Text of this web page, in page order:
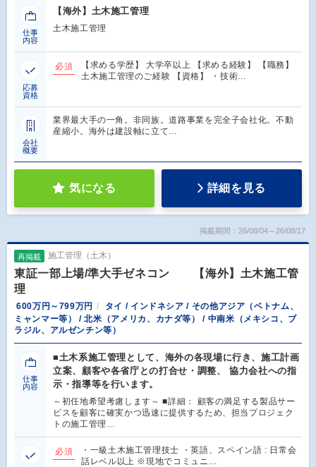
仕事
内容
【海外】土木施工管理
土木施工管理
応募
資格
必須
【求める学歴】 大学卒以上 【求める経験】 【職務】
土木施工管理のご経験 【資格】 ・技術…
会社
概要
業界最大手の一角。非同族。道路事業を完全子会社化。不動
産縮小。海外は建設軸に立て…
気になる 詳細を見る
掲載期間：26/08/04～26/08/17
再掲載 施工管理（土木）
東証一部上場/準大手ゼネコン 【海外】土木施工管
理
600万円～799万円
タイ / インドネシア / その他アジア（ベトナム、
ミャンマー等） / 北米（アメリカ、カナダ等） / 中南米（メキシコ、ブ
ラジル、アルゼンチン等）
仕事
内容
■土木系施工管理として、海外の各現場に行き、施工計画
立案、顧客や各省庁との打合せ・調整、 協力会社への指
示・指導等を行います。
～初任地希望考慮します～ ■詳細： 顧客の満足する製品サー
ビスを顧客に確実かつ迅速に提供するため、担当プロジェク
トの施工管理…
必須
・一級土木施工管理技士 ・英語、スペイン語 : 日常会
話レベル以上 ※現地でコミュニ…